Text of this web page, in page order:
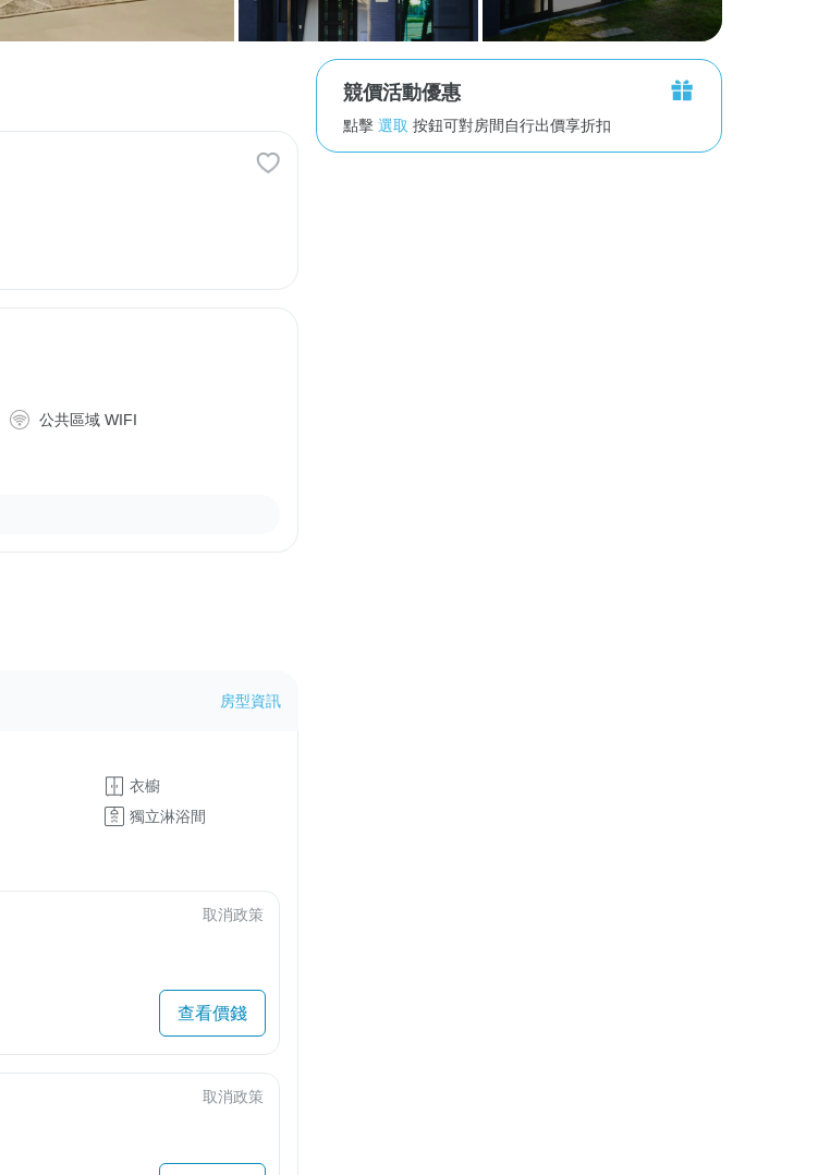
公共區域 WIFI
房型資訊
衣櫥
獨立淋浴間
取消政策
查看價錢
取消政策
競價活動優惠
點擊 選取 按鈕可對房間自行出價享折扣